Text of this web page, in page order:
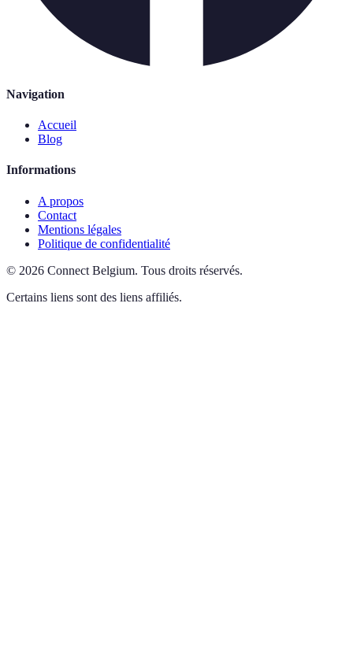
Navigation
Accueil
Blog
Informations
A propos
Contact
Mentions légales
Politique de confidentialité
© 2026 Connect Belgium. Tous droits réservés.
Certains liens sont des liens affiliés.